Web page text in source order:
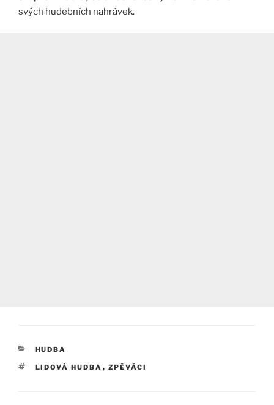
svých hudebních nahrávek.
RUBRIKY
HUDBA
ŠTÍTKY
LIDOVÁ HUDBA , ZPĚVÁCI